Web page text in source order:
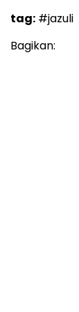
tag: #jazuli
Bagikan: